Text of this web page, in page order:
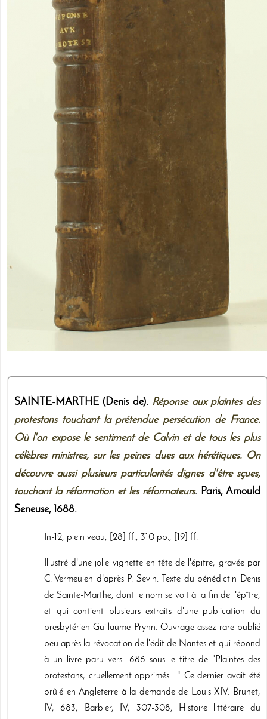
SAINTE-MARTHE (Denis de). Réponse aux plaintes des
protestans touchant la prétendue persécution de France.
Où l'on expose le sentiment de Calvin et de tous les plus
célèbres ministres, sur les peines dues aux hérétiques. On
découvre aussi plusieurs particularités dignes d'être sçues,
touchant la réformation et les réformateurs. Paris, Arnould
Seneuse, 1688.
In-12, plein veau, [28] ff., 310 pp., [19] ff.
Illustré d'une jolie vignette en tête de l'épitre, gravée par
C. Vermeulen d'après P. Sevin. Texte du bénédictin Denis
de Sainte-Marthe, dont le nom se voit à la fin de l'épître,
et qui contient plusieurs extraits d'une publication du
presbytérien Guillaume Prynn. Ouvrage assez rare publié
peu après la révocation de l'édit de Nantes et qui répond
à un livre paru vers 1686 sous le titre de "Plaintes des
protestans, cruellement opprimés ...". Ce dernier avait été
brûlé en Angleterre à la demande de Louis XIV. Brunet,
IV, 683; Barbier, IV, 307-308; Histoire littéraire du